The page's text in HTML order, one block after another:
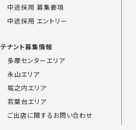
中途採用 募集要項
中途採用 エントリー
テナント募集情報
多摩センターエリア
永山エリア
堀之内エリア
若葉台エリア
ご出店に関するお問い合わせ